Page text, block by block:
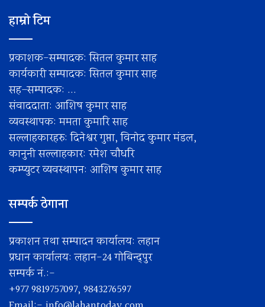
हाम्रो टिम
प्रकाशक-सम्पादक: सितल कुमार साह
कार्यकारी सम्पादक: सितल कुमार साह
सह–सम्पादक: ...
संवाददाता: आशिष कुमार साह
व्यवस्थापक: ममता कुमारि साह
सल्लाहकारहरु: दिनेश्वर गुप्ता, विनोद कुमार मंडल,
कानुनी सल्लाहकार: रमेश चाैधरि
कम्प्युटर व्यवस्थापन: आशिष कुमार साह
सम्पर्क ठेगाना
प्रकाशन तथा सम्पादन कार्यालय: लहान
प्रधान कार्यालय: लहान-24 गोबिन्द्पुर
सम्पर्क नं.:-
+977 9819757097, 9843276597